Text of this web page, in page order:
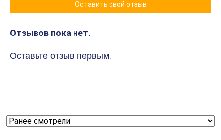
Оставить свой отзыв
Отзывов пока нет.
Оставьте отзыв первым.